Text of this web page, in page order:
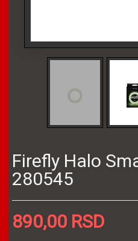
Firefly Halo
280545
890,00 RSD